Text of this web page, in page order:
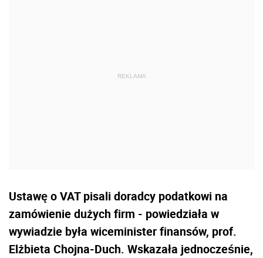
Ustawę o VAT pisali doradcy podatkowi na
zamówienie dużych firm - powiedziała w
wywiadzie była wiceminister finansów, prof.
Elżbieta Chojna-Duch. Wskazała jednocześnie,